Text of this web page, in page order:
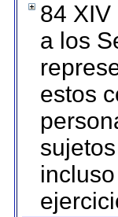
84
a los
estos